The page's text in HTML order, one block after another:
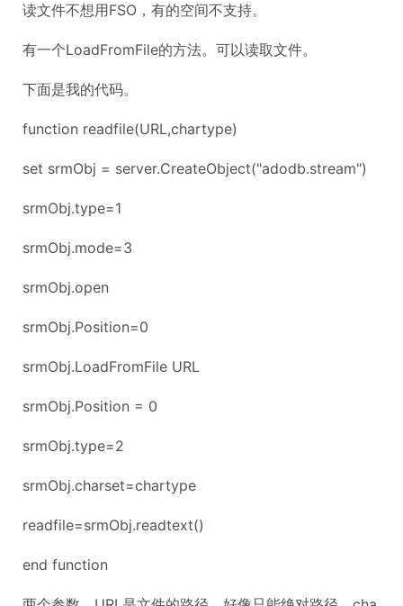
读文件不想用FSO，有的空间不支持。
有一个LoadFromFile的方法。可以读取文件。
下面是我的代码。
function readfile(URL,chartype)
set srmObj = server.CreateObject("adodb.stream")
srmObj.type=1
srmObj.mode=3
srmObj.open
srmObj.Position=0
srmObj.LoadFromFile URL
srmObj.Position = 0
srmObj.type=2
srmObj.charset=chartype
readfile=srmObj.readtext()
end function